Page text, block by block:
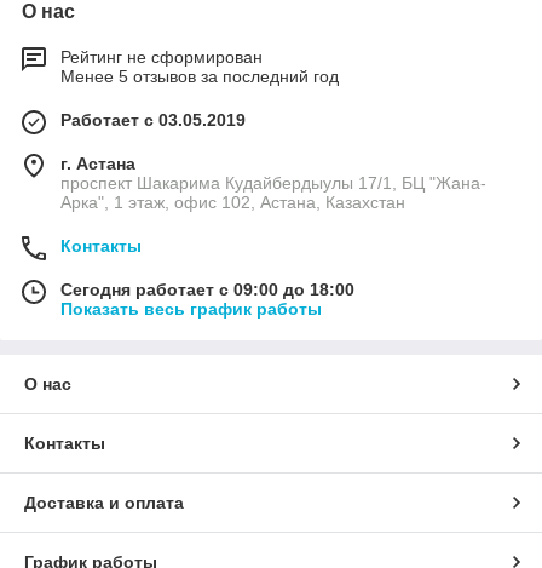
О нас
Рейтинг не сформирован
Менее 5 отзывов за последний год
Работает с 03.05.2019
г. Астана
проспект Шакарима Кудайбердыулы 17/1, БЦ "Жана-
Арка", 1 этаж, офис 102, Астана, Казахстан
Контакты
Сегодня работает с 09:00 до 18:00
Показать весь график работы
О нас
Контакты
Доставка и оплата
График работы